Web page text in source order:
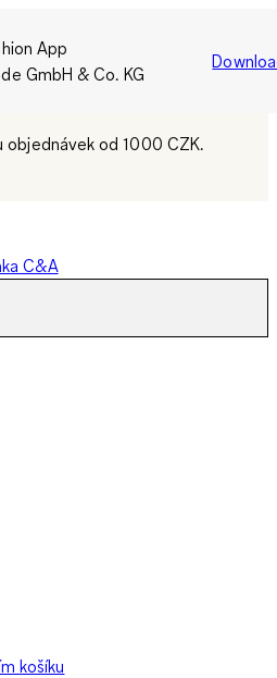
App
GmbH & Co. KG
objednávek od 1000 CZK.
C&A
košíku